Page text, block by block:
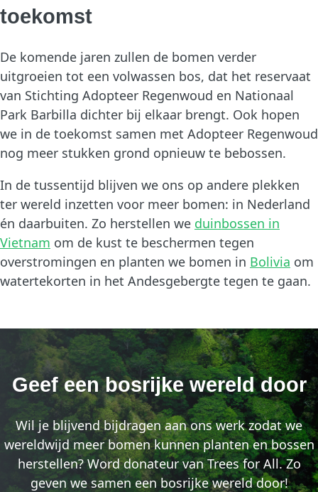
toekomst
De komende jaren zullen de bomen verder
uitgroeien tot een volwassen bos, dat het reservaat
van Stichting Adopteer Regenwoud en Nationaal
Park Barbilla dichter bij elkaar brengt. Ook hopen
we in de toekomst samen met Adopteer Regenwoud
nog meer stukken grond opnieuw te bebossen.
In de tussentijd blijven we ons op andere plekken
ter wereld inzetten voor meer bomen: in Nederland
én daarbuiten. Zo herstellen we duinbossen in
Vietnam om de kust te beschermen tegen
overstromingen en planten we bomen in Bolivia om
watertekorten in het Andesgebergte tegen te gaan.
Geef een bosrijke wereld door
Wil je blijvend bijdragen aan ons werk zodat we
wereldwijd meer bomen kunnen planten en bossen
herstellen? Word donateur van Trees for All. Zo
geven we samen een bosrijke wereld door!